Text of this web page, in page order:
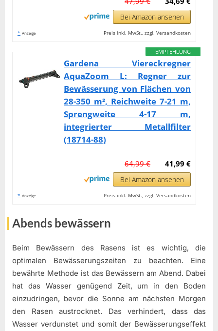
Bei Amazon ansehen
* Anzeige Preis inkl. MwSt., zzgl. Versandkosten
EMPFEHLUNG
Gardena Viereckregner
AquaZoom L: Regner zur
Bewässerung von Flächen von
28-350 m², Reichweite 7-21 m,
Sprengweite 4-17 m,
integrierter Metallfilter
(18714-88)
41,99 €
64,99 €
Bei Amazon ansehen
* Anzeige Preis inkl. MwSt., zzgl. Versandkosten
Abends bewässern
Beim Bewässern des Rasens ist es wichtig, die
optimalen Bewässerungszeiten zu beachten. Eine
bewährte Methode ist das Bewässern am Abend. Dabei
hat das Wasser genügend Zeit, um in den Boden
einzudringen, bevor die Sonne am nächsten Morgen
den Rasen austrocknet. Das verhindert, dass das
Wasser verdunstet und somit der Bewässerungseffekt